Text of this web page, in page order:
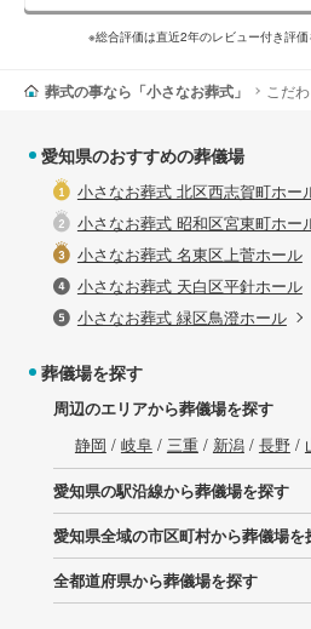
※総合評価は直近2年のレビュー付き評価
葬式の事なら「小さなお葬式」 こだ
愛知県のおすすめの葬儀場
小さなお葬式 北区西志賀町ホー
小さなお葬式 昭和区宮東町ホー
小さなお葬式 名東区上菅ホール
小さなお葬式 天白区平針ホール
小さなお葬式 緑区鳥澄ホール
葬儀場を探す
周辺のエリアから葬儀場を探す
静岡 / 岐阜/ 三重/ 新潟/ 長野/
愛知県の駅沿線から葬儀場を探す
愛知県全域の市区町村から葬儀場を
全都道府県から葬儀場を探す